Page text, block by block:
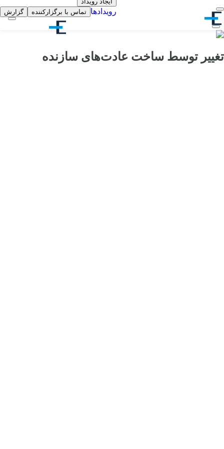
رویدادها تماس با برگزارکننده گزارش
تغییر توسط ساخت عادت‌های سازنده